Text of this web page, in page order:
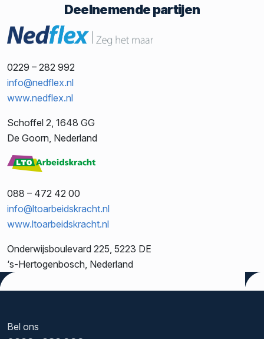
Deelnemende partijen
0229 – 282 992
info@nedflex.nl
www.nedflex.nl
Schoffel 2, 1648 GG
De Goorn, Nederland
088 – 472 42 00
info@ltoarbeidskracht.nl
www.ltoarbeidskracht.nl
Onderwijsboulevard 225, 5223 DE
‘s-Hertogenbosch, Nederland
Bel ons